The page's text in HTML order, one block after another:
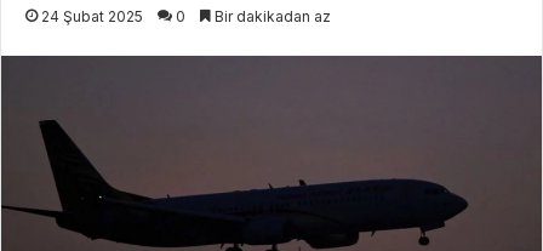
24 Şubat 2025 0 Bir dakikadan az